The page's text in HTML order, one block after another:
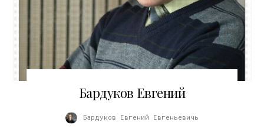
08.04.2010
Бардуков Евгений
Бардуков Евгений Евгеньевичь